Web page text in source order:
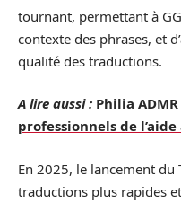
tournant, permettant à
contexte des phrases, et
qualité des traductions.
A lire aussi : Philia
professionnels de
En 2025, le lancement
traductions plus rapides